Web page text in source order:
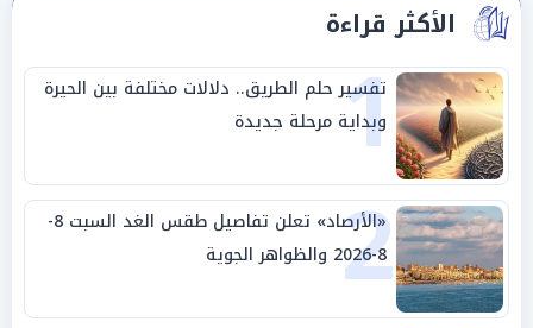
الأكثر قراءة
1
تفسير حلم الطريق.. دلالات مختلفة بين الحيرة
وبداية مرحلة جديدة
2
«الأرصاد» تعلن تفاصيل طقس الغد السبت 8-
8-2026 والظواهر الجوية